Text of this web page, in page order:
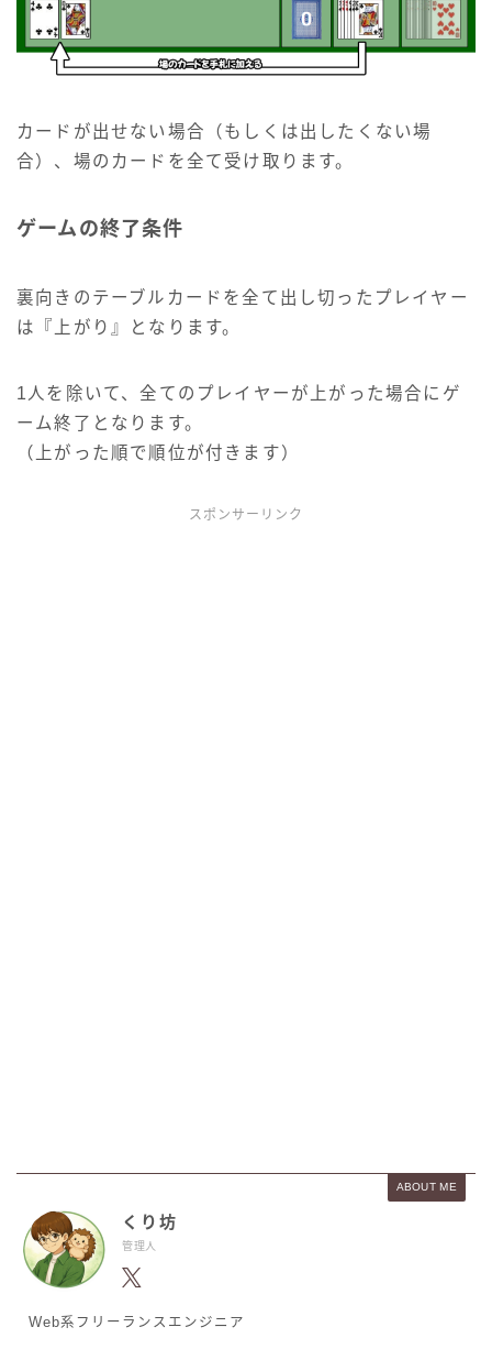
カードが出せない場合（もしくは出したくない場
合）、場のカードを全て受け取ります。
ゲームの終了条件
裏向きのテーブルカードを全て出し切ったプレイヤー
は『上がり』となります。
1人を除いて、全てのプレイヤーが上がった場合にゲ
ーム終了となります。
（上がった順で順位が付きます）
スポンサーリンク
ABOUT ME
くり坊
管理人
Web系フリーランスエンジニア